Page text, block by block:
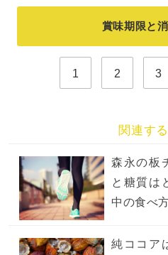
賞味期限と
1 2 3
関連す
森永の板
と糖質は
中の食べ
純ココア